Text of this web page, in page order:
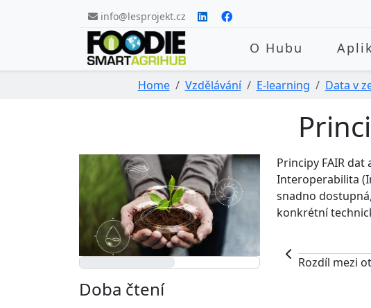
info@lesprojekt.cz
O Hubu
Home Vzdělávání E-learning Data v
Doba čtení
Principy FAIR
Interoperabilita
snadno
konkrétní
Rozdíl mezi